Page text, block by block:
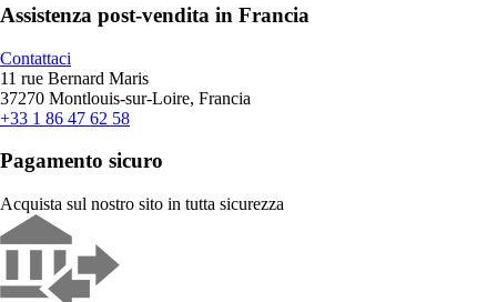
Assistenza post-vendita in Francia
Contattaci
11 rue Bernard Maris
37270 Montlouis-sur-Loire, Francia
+33 1 86 47 62 58
Pagamento sicuro
Acquista sul nostro sito in tutta sicurezza